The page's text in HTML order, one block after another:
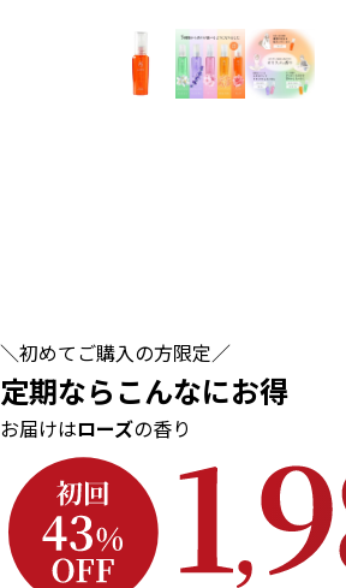
＼初めてご購入の方限定／
定期ならこんなにお得
お届けはローズの香り